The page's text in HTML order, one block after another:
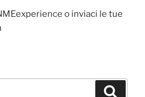
o inviaci le tue